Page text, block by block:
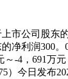
公司股东
净利润300
-4，691
今日发布